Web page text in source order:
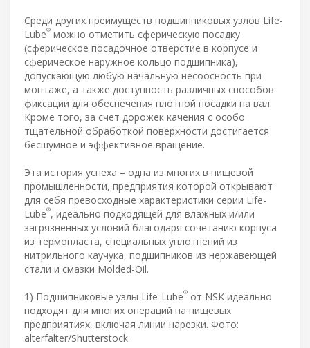
Среди других преимуществ подшипниковых узлов Life-
Lube® можно отметить сферическую посадку
(сферическое посадочное отверстие в корпусе и
сферическое наружное кольцо подшипника),
допускающую любую начальную несоосность при
монтаже, а также доступность различных способов
фиксации для обеспечения плотной посадки на вал.
Кроме того, за счет дорожек качения с особо
тщательной обработкой поверхности достигается
бесшумное и эффективное вращение.
Эта история успеха – одна из многих в пищевой
промышленности, предприятия которой открывают
для себя превосходные характеристики серии Life-
Lube®, идеально подходящей для влажных и/или
загрязненных условий благодаря сочетанию корпуса
из термопласта, специальных уплотнений из
нитрильного каучука, подшипников из нержавеющей
стали и смазки Molded-Oil.
1) Подшипниковые узлы Life-Lube® от NSK идеально
подходят для многих операций на пищевых
предприятиях, включая линии нарезки. Фото:
alterfalter/Shutterstock